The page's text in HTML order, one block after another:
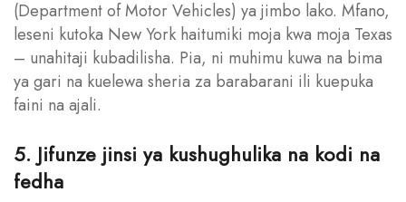
(Department of Motor Vehicles) ya jimbo lako. Mfano,
leseni kutoka New York haitumiki moja kwa moja Texas
– unahitaji kubadilisha. Pia, ni muhimu kuwa na bima
ya gari na kuelewa sheria za barabarani ili kuepuka
faini na ajali.
5. Jifunze jinsi ya kushughulika na kodi na
fedha